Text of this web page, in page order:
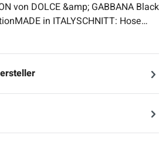
von DOLCE &amp; GABBANA Black
in ITALYSCHNITT: Hose…